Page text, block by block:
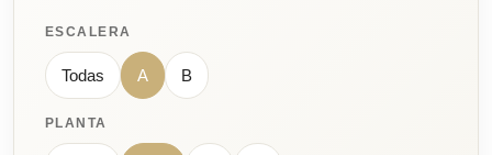
ESCALERA
Todas A B
PLANTA